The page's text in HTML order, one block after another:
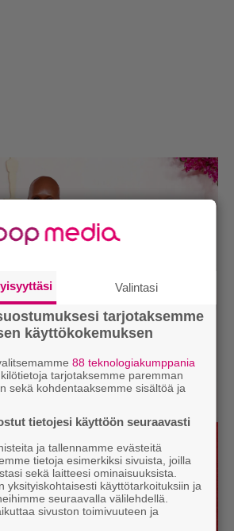
Valintasi
tarjotaksemme
käyttökokemuksen
88 teknologiakumppania
tarjotaksemme paremman
sekä kohdentaaksemme sisältöä ja
tietojesi käyttöön seuraavasti
ja tallennamme evästeitä
tietoja esimerkiksi sivuista, joilla
sekä laitteesi ominaisuuksista.
yksityiskohtaisesti käyttötarkoituksiin ja
seuraavalla välilehdellä.
sivuston toimivuuteen ja